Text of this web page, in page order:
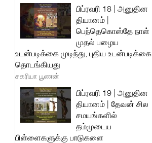
பிப்ரவரி 18 | அனுதின
தியானம் |
பெந்தெகொஸ்தே நாள்
முதல் பழைய
உடன்படிக்கை முடிந்து, புதிய உடன்படிக்கை
தொடங்கியது
சகரியா பூணன்
பிப்ரவரி 19 | அனுதின
தியானம் | தேவன் சில
சமயங்களில்
தம்முடைய
பிள்ளைகளுக்கு பாடுகளை